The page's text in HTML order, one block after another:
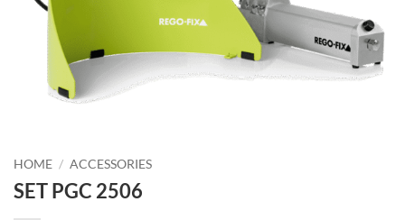
HOME / ACCESSORIES
SET PGC 2506